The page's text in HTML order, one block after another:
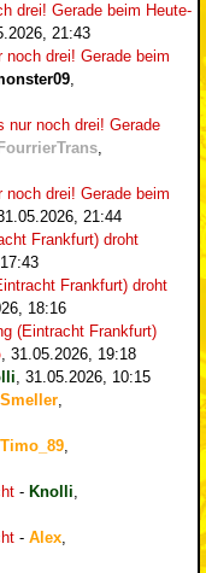
drei! Gerade beim Heute-
21:43
drei! Gerade beim
,
nur noch drei! Gerade
FourrierTrans,
drei! Gerade beim
21:44
Frankfurt) droht
Frankfurt) droht
18:16
(Eintracht Frankfurt)
, 31.05.2026, 19:18
, 31.05.2026, 10:15
Smeller,
Timo_89,
- Knolli,
- Alex,